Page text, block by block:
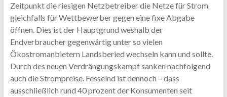
Zeitpunkt die riesigen Netzbetreiber die Netze für Strom
gleichfalls für Wettbewerber gegen eine fixe Abgabe
öffnen. Dies ist der Hauptgrund weshalb der
Endverbraucher gegenwärtig unter so vielen
Ökostromanbietern Landsberied wechseln kann und sollte.
Durch des neuen Verdrängungskampf sanken nachfolgend
auch die Strompreise. Fesselnd ist dennoch – dass
ausschließlich rund 40 prozent der Konsumenten seit